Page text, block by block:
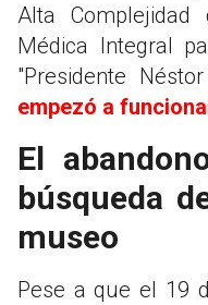
Alta
Médica Integral
"Presidente
empezó a
El
búsqueda
museo
Pese a que el 19